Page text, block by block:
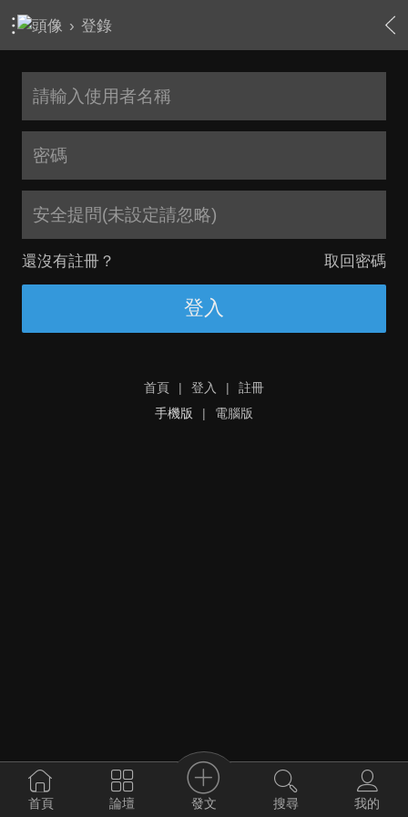
› 登錄
安全提問(未設定請忽略)
還沒有註冊？ 取回密碼
登入
首頁 | 登入 |
註冊
手機版
| 電腦版
首頁 論壇 發文 搜尋 我的